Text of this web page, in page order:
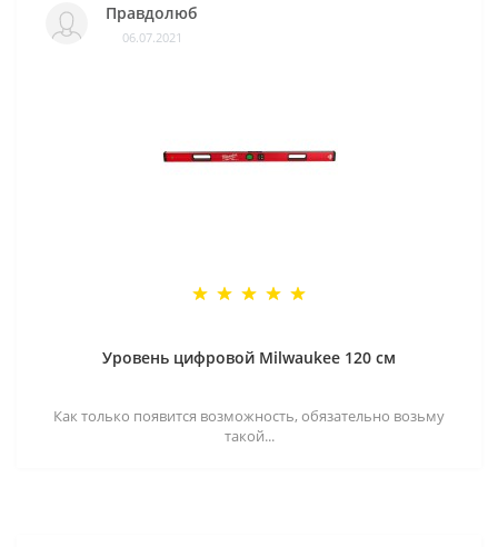
Правдолюб
06.07.2021
Уровень цифровой Milwaukee 120 см
Как только появится возможность, обязательно возьму
такой...